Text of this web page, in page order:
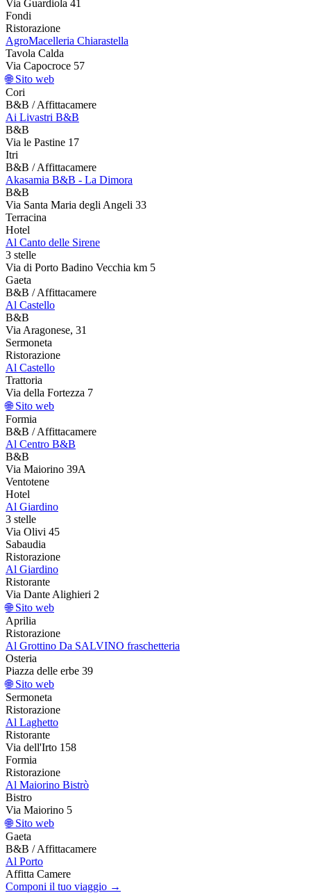
Via Guardiola 41
Fondi
Ristorazione
AgroMacelleria Chiarastella
Tavola Calda
Via Capocroce 57
🌐 Sito web
Cori
B&B / Affittacamere
Ai Livastri B&B
B&B
Via le Pastine 17
Itri
B&B / Affittacamere
Akasamia B&B - La Dimora
B&B
Via Santa Maria degli Angeli 33
Terracina
Hotel
Al Canto delle Sirene
3 stelle
Via di Porto Badino Vecchia km 5
Gaeta
B&B / Affittacamere
Al Castello
B&B
Via Aragonese, 31
Sermoneta
Ristorazione
Al Castello
Trattoria
Via della Fortezza 7
🌐 Sito web
Formia
B&B / Affittacamere
Al Centro B&B
B&B
Via Maiorino 39A
Ventotene
Hotel
Al Giardino
3 stelle
Via Olivi 45
Sabaudia
Ristorazione
Al Giardino
Ristorante
Via Dante Alighieri 2
🌐 Sito web
Aprilia
Ristorazione
Al Grottino Da SALVINO fraschetteria
Osteria
Piazza delle erbe 39
🌐 Sito web
Sermoneta
Ristorazione
Al Laghetto
Ristorante
Via dell'Irto 158
Formia
Ristorazione
Al Maiorino Bistrò
Bistro
Via Maiorino 5
🌐 Sito web
Gaeta
B&B / Affittacamere
Al Porto
Affitta Camere
Componi il tuo viaggio →